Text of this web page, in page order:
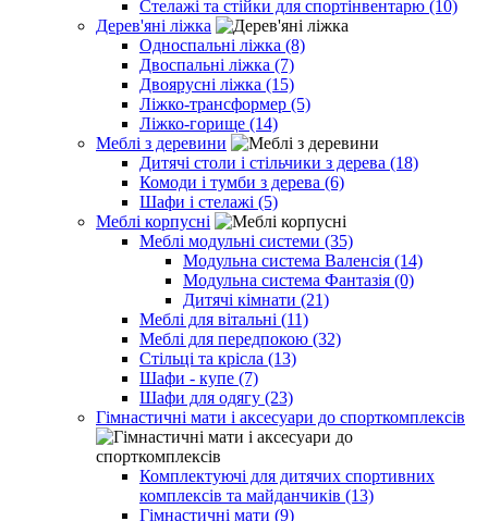
Стелажі та стійки для спортінвентарю (10)
Дерев'яні ліжка
Односпальні ліжка (8)
Двоспальні ліжка (7)
Двоярусні ліжка (15)
Ліжко-трансформер (5)
Ліжко-горище (14)
Меблі з деревини
Дитячі столи і стільчики з дерева (18)
Комоди і тумби з дерева (6)
Шафи і стелажі (5)
Меблі корпусні
Меблі модульні системи (35)
Модульна система Валенсія (14)
Модульна система Фантазія (0)
Дитячі кімнати (21)
Меблі для вітальні (11)
Меблі для передпокою (32)
Стільці та крісла (13)
Шафи - купе (7)
Шафи для одягу (23)
Гімнастичні мати і аксесуари до спорткомплексів
Комплектуючі для дитячих спортивних
комплексів та майданчиків (13)
Гімнастичні мати (9)